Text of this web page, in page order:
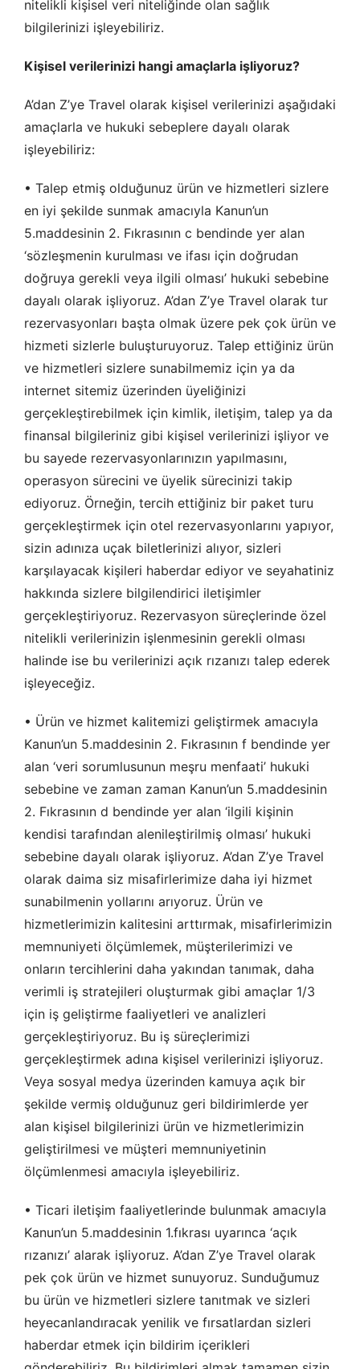
nitelikli kişisel veri niteliğinde olan sağlık
bilgilerinizi işleyebiliriz.
Kişisel verilerinizi hangi amaçlarla işliyoruz?
A’dan Z’ye Travel olarak kişisel verilerinizi aşağıdaki
amaçlarla ve hukuki sebeplere dayalı olarak
işleyebiliriz:
• Talep etmiş olduğunuz ürün ve hizmetleri sizlere
en iyi şekilde sunmak amacıyla Kanun’un
5.maddesinin 2. Fıkrasının c bendinde yer alan
‘sözleşmenin kurulması ve ifası için doğrudan
doğruya gerekli veya ilgili olması’ hukuki sebebine
dayalı olarak işliyoruz. A’dan Z’ye Travel olarak tur
rezervasyonları başta olmak üzere pek çok ürün ve
hizmeti sizlerle buluşturuyoruz. Talep ettiğiniz ürün
ve hizmetleri sizlere sunabilmemiz için ya da
internet sitemiz üzerinden üyeliğinizi
gerçekleştirebilmek için kimlik, iletişim, talep ya da
finansal bilgileriniz gibi kişisel verilerinizi işliyor ve
bu sayede rezervasyonlarınızın yapılmasını,
operasyon sürecini ve üyelik sürecinizi takip
ediyoruz. Örneğin, tercih ettiğiniz bir paket turu
gerçekleştirmek için otel rezervasyonlarını yapıyor,
sizin adınıza uçak biletlerinizi alıyor, sizleri
karşılayacak kişileri haberdar ediyor ve seyahatiniz
hakkında sizlere bilgilendirici iletişimler
gerçekleştiriyoruz. Rezervasyon süreçlerinde özel
nitelikli verilerinizin işlenmesinin gerekli olması
halinde ise bu verilerinizi açık rızanızı talep ederek
işleyeceğiz.
• Ürün ve hizmet kalitemizi geliştirmek amacıyla
Kanun’un 5.maddesinin 2. Fıkrasının f bendinde yer
alan ‘veri sorumlusunun meşru menfaati’ hukuki
sebebine ve zaman zaman Kanun’un 5.maddesinin
2. Fıkrasının d bendinde yer alan ‘ilgili kişinin
kendisi tarafından alenileştirilmiş olması’ hukuki
sebebine dayalı olarak işliyoruz. A’dan Z’ye Travel
olarak daima siz misafirlerimize daha iyi hizmet
sunabilmenin yollarını arıyoruz. Ürün ve
hizmetlerimizin kalitesini arttırmak, misafirlerimizin
memnuniyeti ölçümlemek, müşterilerimizi ve
onların tercihlerini daha yakından tanımak, daha
verimli iş stratejileri oluşturmak gibi amaçlar 1/3
için iş geliştirme faaliyetleri ve analizleri
gerçekleştiriyoruz. Bu iş süreçlerimizi
gerçekleştirmek adına kişisel verilerinizi işliyoruz.
Veya sosyal medya üzerinden kamuya açık bir
şekilde vermiş olduğunuz geri bildirimlerde yer
alan kişisel bilgilerinizi ürün ve hizmetlerimizin
geliştirilmesi ve müşteri memnuniyetinin
ölçümlenmesi amacıyla işleyebiliriz.
• Ticari iletişim faaliyetlerinde bulunmak amacıyla
Kanun’un 5.maddesinin 1.fıkrası uyarınca ‘açık
rızanızı’ alarak işliyoruz. A’dan Z’ye Travel olarak
pek çok ürün ve hizmet sunuyoruz. Sunduğumuz
bu ürün ve hizmetleri sizlere tanıtmak ve sizleri
heyecanlandıracak yenilik ve fırsatlardan sizleri
haberdar etmek için bildirim içerikleri